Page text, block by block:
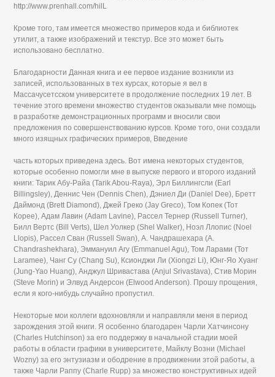
http://www.prenhall.com/hilL
Кроме того, там имеется множество примеров кода и библиотек
утилит, а также изображений и текстур. Все это может быть
использовано бесплатно.
Благодарности Данная книга и ее первое издание возникли из
записей, использованных в тех курсах, которые я вел в
Массачусетсском университете в продолжение последних 19 лет. В
течение этого времени множество студентов оказывали мне помощь
в разработке демонстрационных программ и вносили свои
предложения по совершенствованию курсов. Кроме того, они создали
много изящных графических примеров, Введение
часть которых приведена здесь. Вот имена некоторых студентов,
которые особенно помогли мне в выпуске первого и второго изданий
книги: Тарик Абу-Райа (Tarik Abou-Raya), Эрл Биллингсли (Earl
Billingsley), Деннис Чен (Dennis Chen), Дэниел Ди (Daniel Dee), Бретт
Даймонд (Brett Diamond), Джей Греко (Jay Greco), Том Копек (Тот
Корее), Адам Лавин (Adam Lavine), Рассел Тернер (Russell Turner),
Билл Вертс (Bill Verts), Шел Уолкер (Shel Walker), Ноэл Ллопис (Noel
Llopis), Рассел Сван (Russell Swan), А. Чандрашехара (A.
Chandrashekhara), Эммануил Агу (Emmanuel Agu), Том Ларами (Тот
Laramee), Чанг Су (Chang Su), Ксионджи Ли (Xiongzi Li), Юнг-Яо Хуанг
(Jung-Yao Huang), Анджул Шривастава (Anjul Srivastava), Стив Морин
(Steve Morin) и Элвуд Андерсон (Elwood Anderson). Прошу прощения,
если я кого-нибудь случайно пропустил.
Некоторые мои коллеги вдохновляли и направляли меня в период
зарождения этой книги. Я особенно благодарен Чарли Хатчинсону
(Charles Hutchinson) за его поддержку в начальной стадии моей
работы в области графики в университете, Майклу Возни (Michael
Wozny) за его энтузиазм и ободрение в продвижении этой работы, а
также Чарли Раппу (Charle Rupp) за множество конструктивных идей